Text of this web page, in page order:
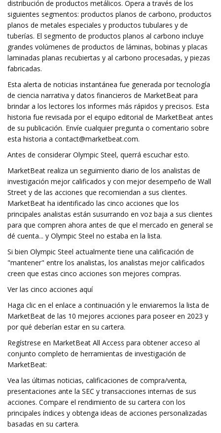
distribución de productos metálicos. Opera a través de los
siguientes segmentos: productos planos de carbono, productos
planos de metales especiales y productos tubulares y de
tuberías. El segmento de productos planos al carbono incluye
grandes volúmenes de productos de láminas, bobinas y placas
laminadas planas recubiertas y al carbono procesadas, y piezas
fabricadas.
Esta alerta de noticias instantánea fue generada por tecnología
de ciencia narrativa y datos financieros de MarketBeat para
brindar a los lectores los informes más rápidos y precisos. Esta
historia fue revisada por el equipo editorial de MarketBeat antes
de su publicación. Envíe cualquier pregunta o comentario sobre
esta historia a contact@marketbeat.com.
Antes de considerar Olympic Steel, querrá escuchar esto.
MarketBeat realiza un seguimiento diario de los analistas de
investigación mejor calificados y con mejor desempeño de Wall
Street y de las acciones que recomiendan a sus clientes.
MarketBeat ha identificado las cinco acciones que los
principales analistas están susurrando en voz baja a sus clientes
para que compren ahora antes de que el mercado en general se
dé cuenta... y Olympic Steel no estaba en la lista.
Si bien Olympic Steel actualmente tiene una calificación de
"mantener" entre los analistas, los analistas mejor calificados
creen que estas cinco acciones son mejores compras.
Ver las cinco acciones aquí
Haga clic en el enlace a continuación y le enviaremos la lista de
MarketBeat de las 10 mejores acciones para poseer en 2023 y
por qué deberían estar en su cartera.
Regístrese en MarketBeat All Access para obtener acceso al
conjunto completo de herramientas de investigación de
MarketBeat:
Vea las últimas noticias, calificaciones de compra/venta,
presentaciones ante la SEC y transacciones internas de sus
acciones. Compare el rendimiento de su cartera con los
principales índices y obtenga ideas de acciones personalizadas
basadas en su cartera.